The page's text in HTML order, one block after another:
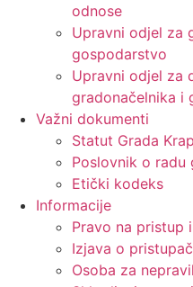
odnose
Upravni odjel za
gospodarstvo
Upravni odjel za
gradonačelnika i
Važni dokumenti
Statut Grada
Poslovnik o radu
Etički kodeks
Informacije
Pravo na pristup
Izjava o
Osoba za